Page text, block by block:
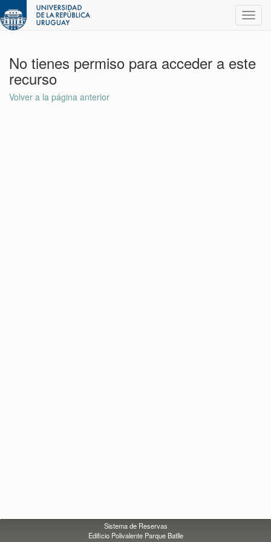
No tienes permiso para acceder a este
recurso
Volver a la página anterior
Sistema de Reservas
Edificio Polivalente Parque Batlle